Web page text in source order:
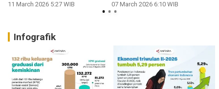
11 March 2026 5:27 WIB 07 March 2026 6:10 WIB
Infografik